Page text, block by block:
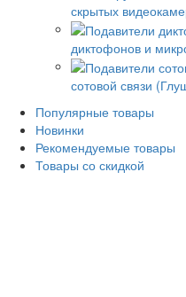
скрытых
диктофонов и
сотовой связи
Популярные товары
Новинки
Рекомендуемые товары
Товары со скидкой